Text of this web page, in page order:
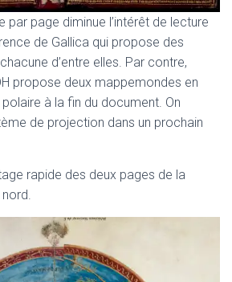
par page diminue l’intérêt de lecture
de Gallica qui propose des
d’entre elles. Par contre,
propose deux mappemondes en
à la fin du document. On
de projection dans un prochain
rapide des deux pages de la